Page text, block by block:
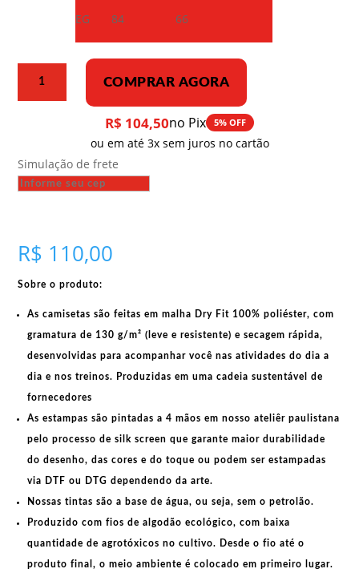
EG 84 66
Kulagina
1931
COMPRAR AGORA
R$ 104,50no Pix 5% OFF
ou em até 3x sem juros no cartão
Simulação de frete
R$ 110,00
Sobre o produto:
As camisetas são feitas emmalha Dry Fit 100% poliéster, com
gramatura de 130 g/m² (leve e resistente) esecagem rápida,
desenvolvidas para acompanhar você nas atividades do dia a
dia e nos treinos. Produzidas em umacadeia sustentável de
fornecedores
As estampas são pintadas a 4 mãos em nosso ateliêr paulistana
pelo processo de silk screen que garante maior durabilidade
do desenho, das cores e do toque ou podem ser estampadas
via DTF ou DTG dependendo da arte.
Nossas tintas são a base de água, ou seja, sem o petrolão.
Produzido com fios de algodão ecológico, com baixa
quantidade de agrotóxicos no cultivo. Desde o fio até o
produto final, o meio ambiente é colocado em primeiro lugar.